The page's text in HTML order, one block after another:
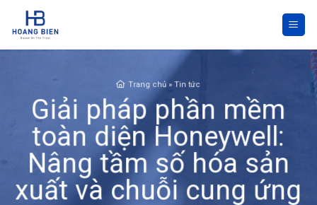
content
Trang chủ »Tin tức
Giải pháp phần mềm
toàn diện Honeywell:
Nâng tầm số hóa sản
xuất và chuỗi cung ứng